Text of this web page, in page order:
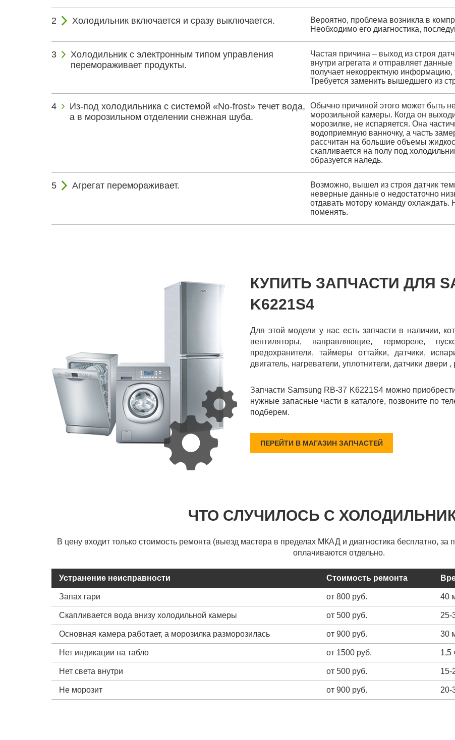
Холодильник включается и сразу выключается.
Вероятно, проблема возникла в
Необходимо его диагностика,
Холодильник с электронным типом управления
перемораживает продукты.
Частая причина – выход из строя
внутри агрегата и отправляет
получает некорректную информацию,
Требуется заменить вышедшего из
Из-под холодильника с системой «No-frost» течет вода,
а в морозильном отделении снежная шуба.
Обычно причиной этого может быть
морозильной камеры. Когда он
морозилке, не испаряется. Она
водоприемную ванночку, а часть
рассчитан на большие объемы
скапливается на полу под
образуется наледь.
Агрегат перемораживает.
Возможно, вышел из строя датчик
неверные данные о недостаточно
отдавать мотору команду
поменять.
КУПИТЬ ЗАПЧАСТИ ДЛЯ
K6221S4
Для этой модели у нас есть запчасти в наличии,
вентиляторы, направляющие, термореле,
предохранители, таймеры оттайки, датчики,
двигатель, нагреватели, уплотнители, датчики двери
Запчасти Samsung RB-37 K6221S4 можно
нужные запасные части в каталоге, позвоните по
подберем.
ПЕРЕЙТИ В МАГАЗИН ЗАПЧАСТЕЙ
ЧТО СЛУЧИЛОСЬ С
В цену входит только стоимость ремонта (выезд мастера в пределах МКАД и диагностика бесплатно,
оплачиваются отдельно.
Устранение неисправности Стоимость ремонта
Запах гари от 800 руб. 40
Скапливается вода внизу холодильной камеры от 500 руб. 25-
Основная камера работает, а морозилка разморозилась от 900 руб. 30
Нет индикации на табло от 1500 руб. 1,5
Нет света внутри от 500 руб. 15-
Не морозит от 900 руб. 20-